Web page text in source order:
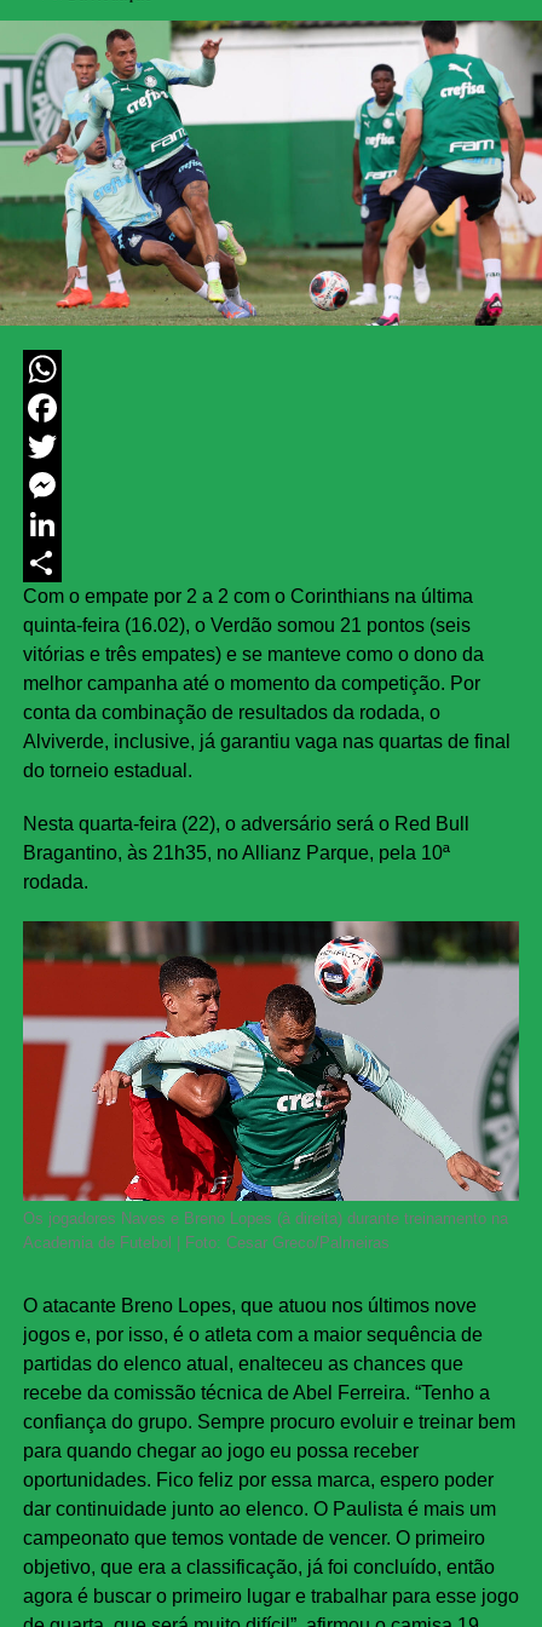
WhatsApp
Facebook
Twitter
Messenger
LinkedIn
Share
Com o empate por 2 a 2 com o Corinthians na última
quinta-feira (16.02), o Verdão somou 21 pontos (seis
vitórias e três empates) e se manteve como o dono da
melhor campanha até o momento da competição. Por
conta da combinação de resultados da rodada, o
Alviverde, inclusive, já garantiu vaga nas quartas de final
do torneio estadual.
Nesta quarta-feira (22), o adversário será o Red Bull
Bragantino, às 21h35, no Allianz Parque, pela 10ª
rodada.
Os jogadores Naves e Breno Lopes (à direita) durante treinamento na
Academia de Futebol | Foto: Cesar Greco/Palmeiras
O atacante Breno Lopes, que atuou nos últimos nove
jogos e, por isso, é o atleta com a maior sequência de
partidas do elenco atual, enalteceu as chances que
recebe da comissão técnica de Abel Ferreira. “Tenho a
confiança do grupo. Sempre procuro evoluir e treinar bem
para quando chegar ao jogo eu possa receber
oportunidades. Fico feliz por essa marca, espero poder
dar continuidade junto ao elenco. O Paulista é mais um
campeonato que temos vontade de vencer. O primeiro
objetivo, que era a classificação, já foi concluído, então
agora é buscar o primeiro lugar e trabalhar para esse jogo